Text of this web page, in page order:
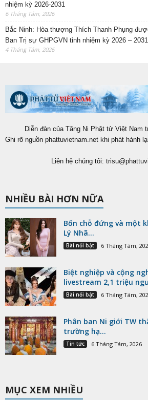
nhiệm kỳ 2026-2031
6 Tháng Tám, 2026
Bắc Ninh: Hòa thượng Thích Thanh Phụng
Ban Trị sự GHPGVN tỉnh nhiệm kỳ 2026 – 2031
4 Tháng Tám, 2026
Diễn đàn của Tăng Ni Phật tử Việt Nam
Ghi rõ nguồn phattuvietnam.net khi phát hành
Liên hệ chúng tôi:
NHIỀU BÀI HƠN NỮA
Bốn chỗ đứng và một
Lý Nhã...
Bài nổi bật 6 Tháng Tám,
Biệt nghiệp và cộng
livestream 2,1 triệu
Bài nổi bật 6 Tháng Tám,
Phân ban Ni giới TW
trường hạ...
Tin tức 6 Tháng Tám, 2026
MỤC XEM NHIỀU